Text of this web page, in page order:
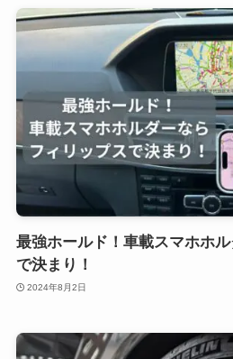
最強ホールド！車載スマホホ
で決まり！
2024年8月2日